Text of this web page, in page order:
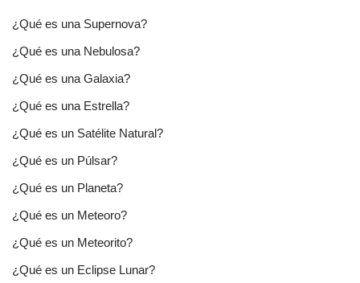
¿Qué es una Supernova?
¿Qué es una Nebulosa?
¿Qué es una Galaxia?
¿Qué es una Estrella?
¿Qué es un Satélite Natural?
¿Qué es un Púlsar?
¿Qué es un Planeta?
¿Qué es un Meteoro?
¿Qué es un Meteorito?
¿Qué es un Eclipse Lunar?